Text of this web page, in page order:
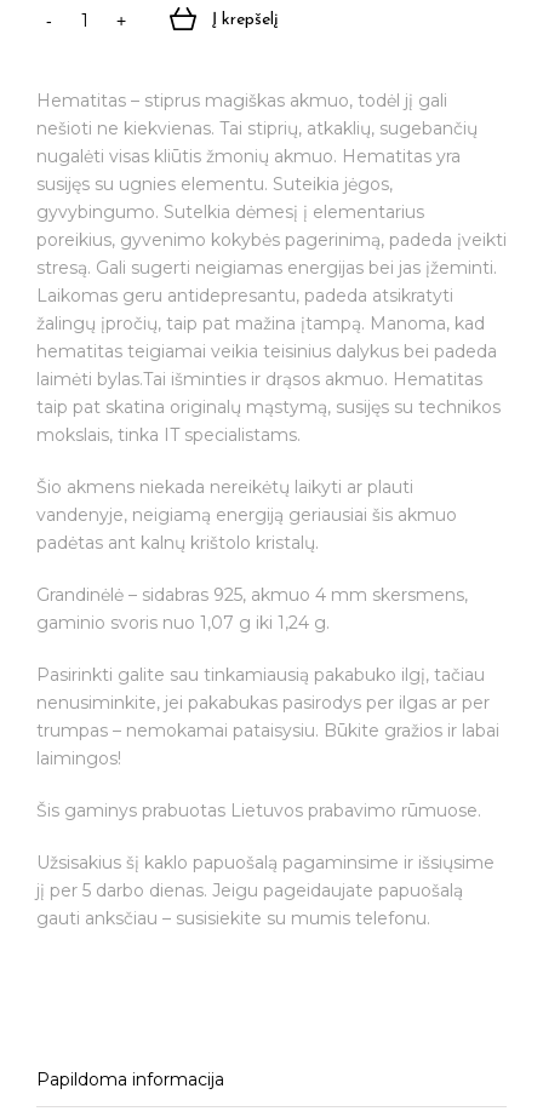
produkto
"Hematitas"
Ø4
mm
Į krepšelį
Hematitas – stiprus magiškas akmuo, todėl jį gali
nešioti ne kiekvienas. Tai stiprių, atkaklių, sugebančių
nugalėti visas kliūtis žmonių akmuo. Hematitas yra
susijęs su ugnies elementu. Suteikia jėgos,
gyvybingumo. Sutelkia dėmesį į elementarius
poreikius, gyvenimo kokybės pagerinimą, padeda įveikti
stresą. Gali sugerti neigiamas energijas bei jas įžeminti.
Laikomas geru antidepresantu, padeda atsikratyti
žalingų įpročių, taip pat mažina įtampą. Manoma, kad
hematitas teigiamai veikia teisinius dalykus bei padeda
laimėti bylas.Tai išminties ir drąsos akmuo. Hematitas
taip pat skatina originalų mąstymą, susijęs su technikos
mokslais, tinka IT specialistams.
Šio akmens niekada nereikėtų laikyti ar plauti
vandenyje, neigiamą energiją geriausiai šis akmuo
padėtas ant kalnų krištolo kristalų.
Grandinėlė – sidabras 925, akmuo 4 mm skersmens,
gaminio svoris nuo 1,07 g iki 1,24 g.
Pasirinkti galite sau tinkamiausią pakabuko ilgį, tačiau
nenusiminkite, jei pakabukas pasirodys per ilgas ar per
trumpas – nemokamai pataisysiu. Būkite gražios ir labai
laimingos!
Šis gaminys prabuotas Lietuvos prabavimo rūmuose.
Užsisakius šį kaklo papuošalą pagaminsime ir išsiųsime
jį per 5 darbo dienas. Jeigu pageidaujate papuošalą
gauti anksčiau – susisiekite su mumis telefonu.
Papildoma informacija